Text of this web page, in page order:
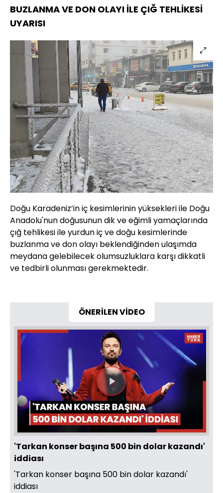
BUZLANMA VE DON OLAYI İLE ÇIĞ TEHLİKESİ
UYARISI
Doğu Karadeniz’in iç kesimlerinin yüksekleri ile Doğu
Anadolu'nun doğusunun dik ve eğimli yamaçlarında
çığ tehlikesi ile yurdun iç ve doğu kesimlerinde
buzlanma ve don olayı beklendiğinden ulaşımda
meydana gelebilecek olumsuzluklara karşı dikkatli
ve tedbirli olunması gerekmektedir.
ÖNERİLEN VİDEO
Videoyu
Oynat
'Tarkan konser başına 500 bin dolar kazandı'
iddiası
'Tarkan konser başına 500 bin dolar kazandı'
iddiası